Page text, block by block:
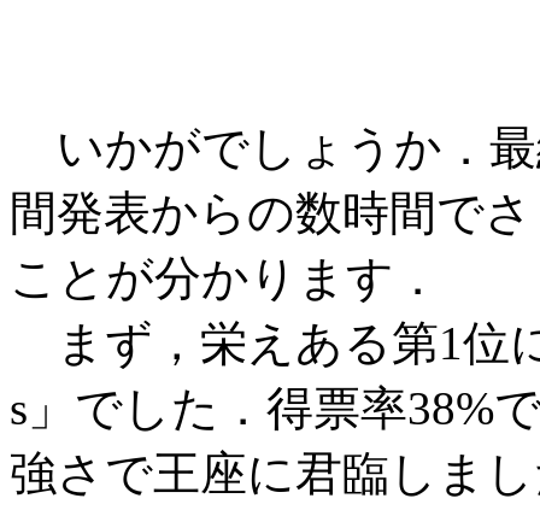
いかがでしょうか．
間発表からの数時間で
ことが分かります．
まず，栄えある第1位
s」でした．得票率38%
強さで王座に君臨しま